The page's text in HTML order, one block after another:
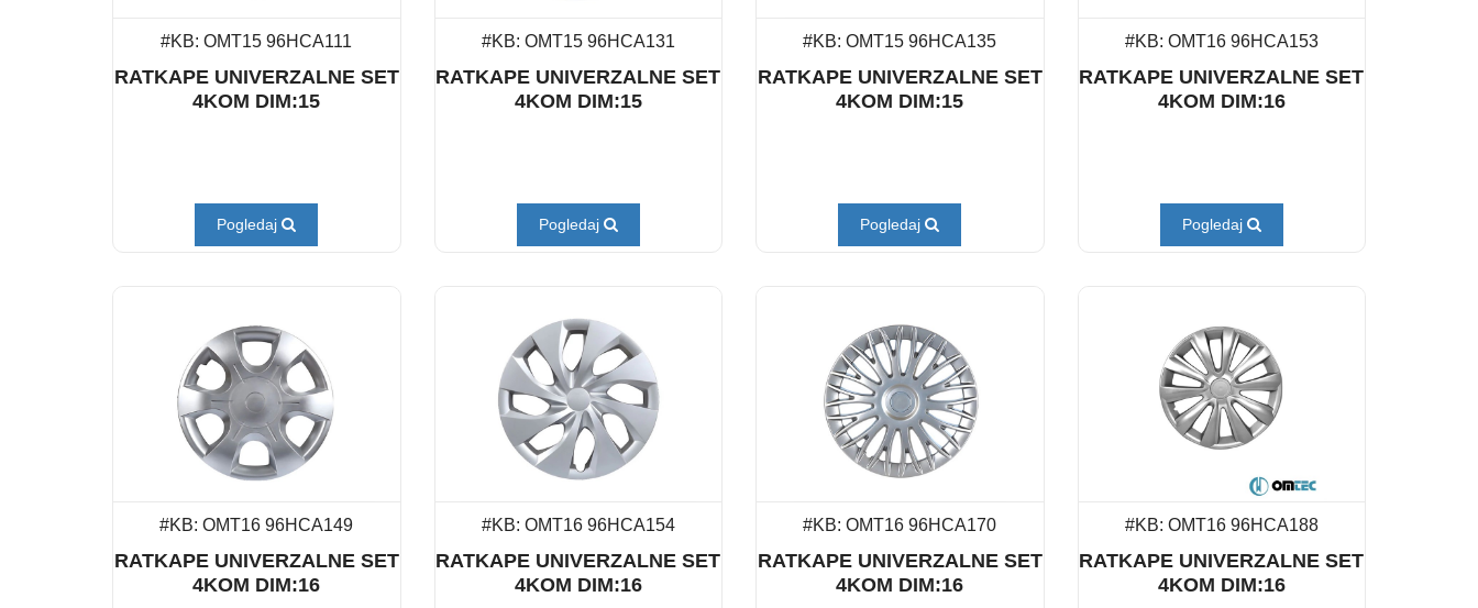
#KB: OMT15 96HCA111
RATKAPE UNIVERZALNE SET
4KOM DIM:15
Pogledaj
#KB: OMT15 96HCA131
RATKAPE UNIVERZALNE SET
4KOM DIM:15
Pogledaj
#KB: OMT15 96HCA135
RATKAPE UNIVERZALNE SET
4KOM DIM:15
Pogledaj
#KB: OMT16 96HCA153
RATKAPE UNIVERZALNE SET
4KOM DIM:16
Pogledaj
#KB: OMT16 96HCA149
RATKAPE UNIVERZALNE SET
4KOM DIM:16
#KB: OMT16 96HCA154
RATKAPE UNIVERZALNE SET
4KOM DIM:16
#KB: OMT16 96HCA170
RATKAPE UNIVERZALNE SET
4KOM DIM:16
#KB: OMT16 96HCA188
RATKAPE UNIVERZALNE SET
4KOM DIM:16